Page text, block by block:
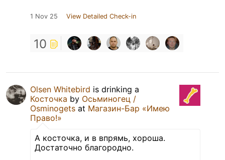
1 Nov 25 View Detailed Check-in
10
Olsen Whitebird is drinking a
Косточка by Осьминогец /
Osminogets at Магазин-Бар «Имею
Право!»
А косточка, и в впрямь, хороша.
Достаточно благородно.